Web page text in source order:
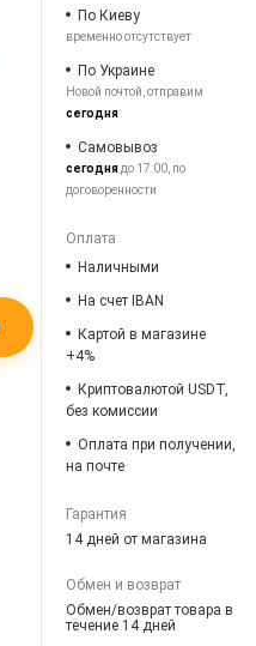
По Киеву
временно отсутствует
По Украине
Новой почтой, отправим
сегодня
Самовывоз
сегоднядо 17:00, по
договоренности
Оплата
Наличными
На счет IBAN
Картой в магазине
+4%
Криптовалютой USDT,
без комиссии
Оплата при получении,
на почте
Гарантия
14 дней от магазина
Обмен и возврат
Обмен/возврат товара в
течение 14 дней